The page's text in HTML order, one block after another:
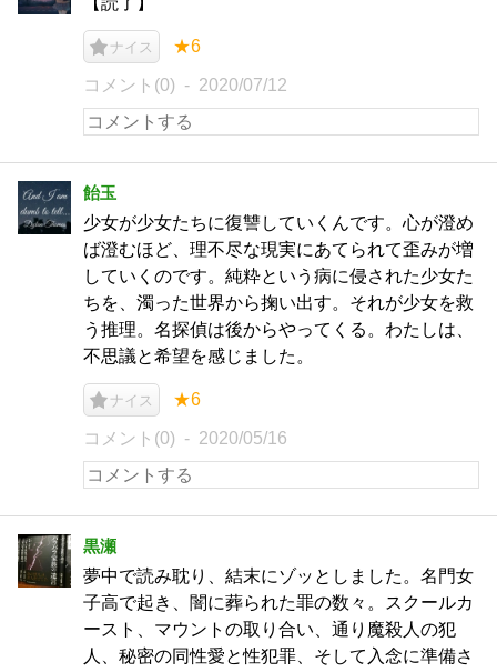
ナイス ★6
コメント(0) 2020/07/12
飴玉
少女が少女たちに復讐していくんです。心が澄め
ば澄むほど、理不尽な現実にあてられて歪みが増
していくのです。純粋という病に侵された少女た
ちを、濁った世界から掬い出す。それが少女を救
う推理。名探偵は後からやってくる。わたしは、
不思議と希望を感じました。
ナイス ★6
コメント(0) 2020/05/16
黒瀬
夢中で読み耽り、結末にゾッとしました。名門女
子高で起き、闇に葬られた罪の数々。スクールカ
ースト、マウントの取り合い、通り魔殺人の犯
人、秘密の同性愛と性犯罪、そして入念に準備さ